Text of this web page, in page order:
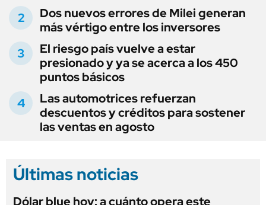
Dos nuevos errores de Milei generan
más vértigo entre los inversores
El riesgo país vuelve a estar
presionado y ya se acerca a los 450
puntos básicos
Las automotrices refuerzan
descuentos y créditos para sostener
las ventas en agosto
Últimas noticias
Dólar blue hoy: a cuánto opera este